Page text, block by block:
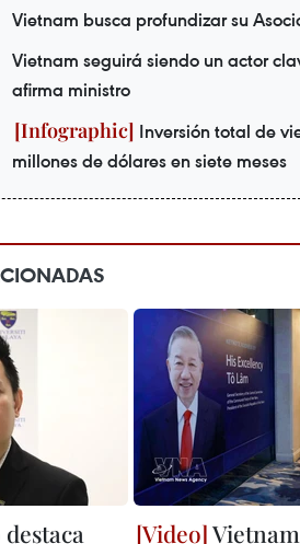
Vietnam busca profundizar su
Vietnam seguirá siendo un actor
afirma ministro
Inversión total de
millones de dólares en siete meses